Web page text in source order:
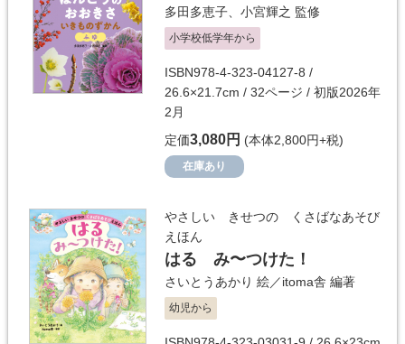
多田多恵子、 小宮輝之 監修
小学校低学年から
ISBN978-4-323-04127-8 /
26.6×21.7cm / 32ページ / 初版2026年
2月
定価3,080円 (本体2,800円+税)
在庫あり
やさしい きせつの くさばなあそび
えほん
はる み〜つけた！
さいとうあかり 絵／itoma舎 編著
幼児から